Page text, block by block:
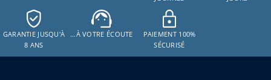
GARANTIE JUSQU'À
8 ANS
…À VOTRE ÉCOUTE
PAIEMENT 100%
SÉCURISÉ